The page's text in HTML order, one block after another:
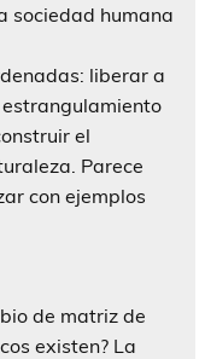
sociedad humana
liberar a
el
Parece
con ejemplos
de matriz de
existen? La